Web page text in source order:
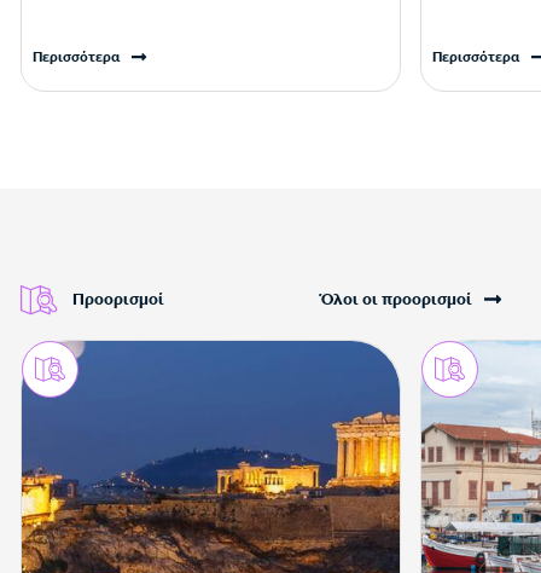
Περισσότερα Περισσότερα
Προορισμοί Όλοι οι προορισμοί